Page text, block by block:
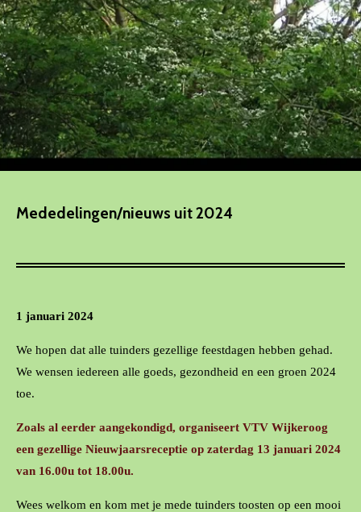
Mededelingen/nieuws uit 2024
1 januari 2024
We hopen dat alle tuinders gezellige feestdagen hebben gehad.
We wensen iedereen alle goeds, gezondheid en een groen 2024
toe.
Zoals al eerder aangekondigd, organiseert VTV Wijkeroog
een gezellige Nieuwjaarsreceptie op zaterdag 13 januari 2024
van 16.00u tot 18.00u.
Wees welkom en kom met je mede tuinders toosten op een mooi